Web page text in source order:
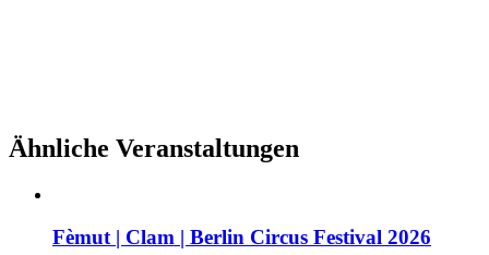
Ähnliche Veranstaltungen
Fèmut | Clam | Berlin Circus Festival 2026